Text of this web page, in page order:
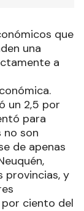
que
una
a
un 2,5 por
para
no son
de apenas
provincias, y
ciento del